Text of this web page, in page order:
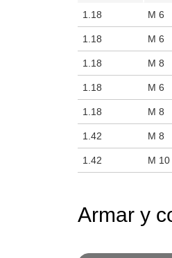
1.18 M 6
1.18 M 6
1.18 M 8
1.18 M 6
1.18 M 8
1.42 M 8
1.42 M 10
Armar y